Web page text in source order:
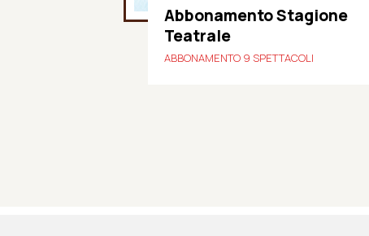
Abbonamento Stagione
Teatrale
ABBONAMENTO 9 SPETTACOLI